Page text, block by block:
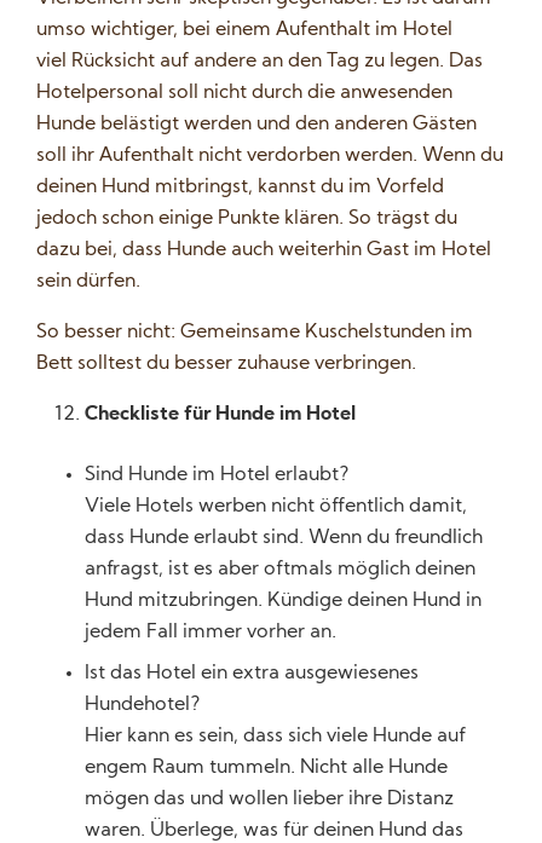
umso wichtiger, bei einem Aufenthalt im Hotel
viel Rücksicht auf andere an den Tag zu legen. Das
Hotelpersonal soll nicht durch die anwesenden
Hunde belästigt werden und den anderen Gästen
soll ihr Aufenthalt nicht verdorben werden. Wenn du
deinen Hund mitbringst, kannst du im Vorfeld
jedoch schon einige Punkte klären. So trägst du
dazu bei, dass Hunde auch weiterhin Gast im Hotel
sein dürfen.
So besser nicht: Gemeinsame Kuschelstunden im
Bett solltest du besser zuhause verbringen.
Checkliste für Hunde im Hotel
Sind Hunde im Hotel erlaubt?
Viele Hotels werben nicht öffentlich damit,
dass Hunde erlaubt sind. Wenn du freundlich
anfragst, ist es aber oftmals möglich deinen
Hund mitzubringen. Kündige deinen Hund in
jedem Fall immer vorher an.
Ist das Hotel ein extra ausgewiesenes
Hundehotel?
Hier kann es sein, dass sich viele Hunde auf
engem Raum tummeln. Nicht alle Hunde
mögen das und wollen lieber ihre Distanz
waren. Überlege, was für deinen Hund das